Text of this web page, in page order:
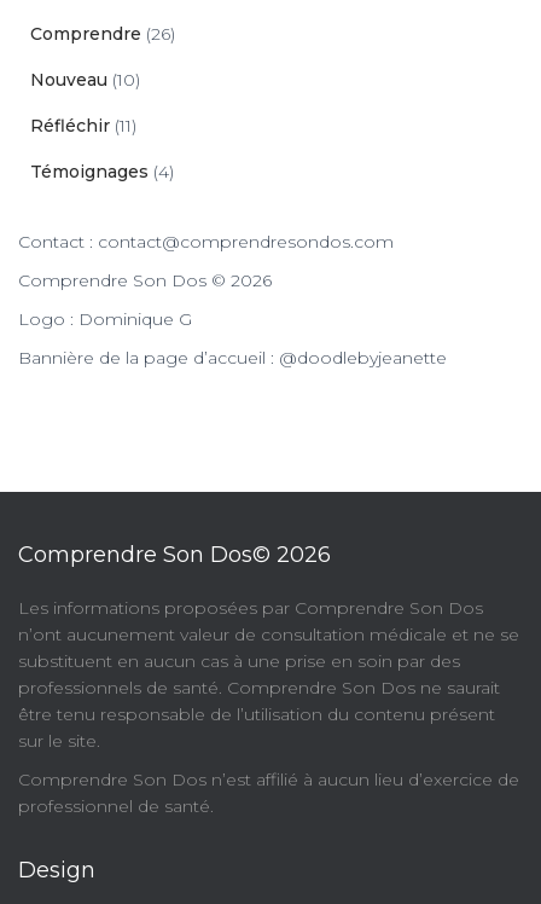
Comprendre (26)
Nouveau (10)
Réfléchir (11)
Témoignages (4)
Contact : contact@comprendresondos.com
Comprendre Son Dos © 2026
Logo : Dominique G
Bannière de la page d’accueil : @doodlebyjeanette
Comprendre Son Dos© 2026
​Les informations proposées par Comprendre Son Dos
n’ont aucunement valeur de consultation médicale et ne se
substituent en aucun cas à une prise en soin par des
professionnels de santé. Comprendre Son Dos ne saurait
être tenu responsable de l’utilisation du contenu présent
sur le site.
Comprendre Son Dos n’est affilié à aucun lieu d’exercice de
professionnel de santé.
Design